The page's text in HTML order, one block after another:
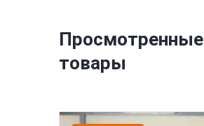
Просмотренные
товары